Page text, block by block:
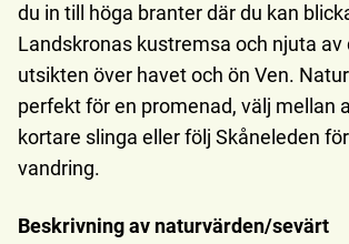
du in till höga branter där du kan
Landskronas kustremsa och njuta av
utsikten över havet och ön Ven.
perfekt för en promenad, välj mellan
kortare slinga eller följ Skåneleden
vandring.
Beskrivning av naturvärden/sevärt